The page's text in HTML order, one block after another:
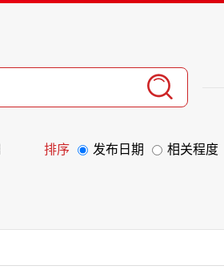
排序 发布日期 相关程度